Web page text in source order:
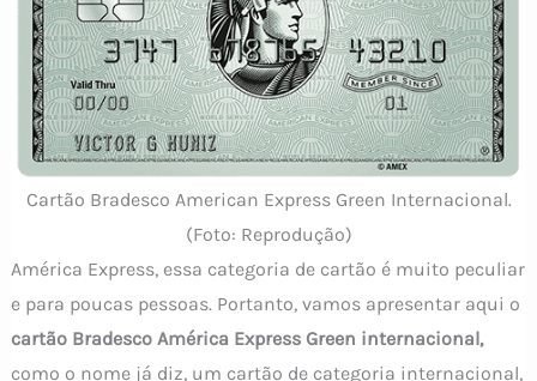
Cartão Bradesco American Express Green Internacional.
(Foto: Reprodução)
América Express, essa categoria de cartão é muito peculiar
e para poucas pessoas. Portanto, vamos apresentar aqui o
cartão Bradesco América Express Green internacional,
como o nome já diz, um cartão de categoria internacional,